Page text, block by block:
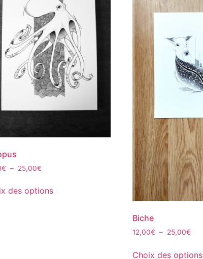
€ – 25,00€
des options
Biche
12,00€ – 25,00€
Choix des options